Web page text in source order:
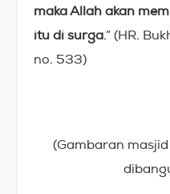
maka Allah akan
itu di surga.” (HR.
no. 533)
(Gambaran